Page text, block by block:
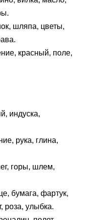
шляпа, цветы,
красный, поле,
индуска,
рука, глина,
горы, шлем,
бумага, фартук,
роза, улыбка.